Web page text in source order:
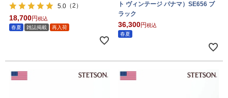
5.0 （2）
18,700
税込
春夏
雑誌掲載 再入荷
ト ヴィンテージ パナマ）SE656 ブ
ラック
36,300
税込
春夏